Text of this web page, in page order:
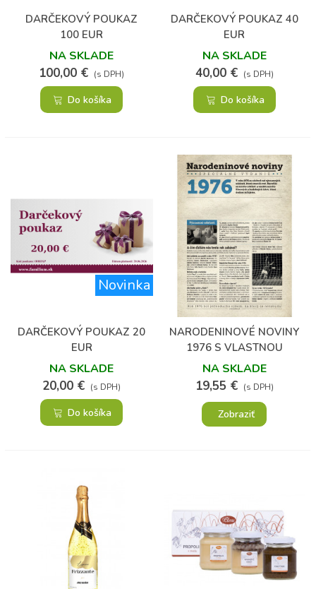
DARČEKOVÝ POUKAZ
100 EUR
NA SKLADE
100,00 € (s DPH)
Do košíka
DARČEKOVÝ POUKAZ 40
EUR
NA SKLADE
40,00 € (s DPH)
Do košíka
Novinka
DARČEKOVÝ POUKAZ 20
EUR
NA SKLADE
20,00 € (s DPH)
Do košíka
NARODENINOVÉ NOVINY
1976 S VLASTNOU
FOTOGRAFIOU A TEXTOM
NA SKLADE
19,55 € (s DPH)
Zobraziť